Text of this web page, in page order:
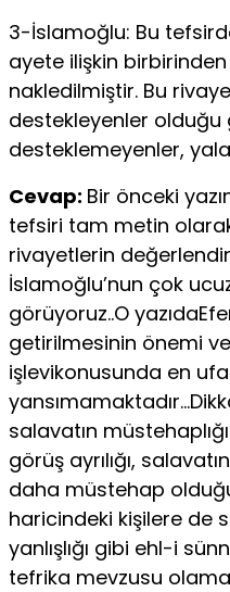
3-İslamoğlu: Bu
ayete ilişkin
nakledilmiştir. Bu
destekleyenler olduğu
desteklemeyenler,
Cevap: Bir önceki
tefsiri tam metin olarak
rivayetlerin
İslamoğlu’nun çok
görüyoruz..O
getirilmesinin önemi
işlevikonusunda en
salavatın
görüş ayrılığı,
daha müstehap
haricindeki kişilere de
yanlışlığı gibi ehl-i
tefrika mevzusu